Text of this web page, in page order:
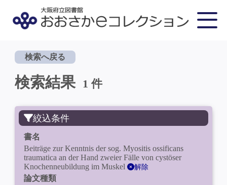
検索へ戻る
検索結果 1 件
絞込条件
書名
Beiträge zur Kenntnis der sog. Myositis ossificans
traumatica an der Hand zweier Fälle von cystöser
Knochenneubildung im Muskel
解除
論文種類